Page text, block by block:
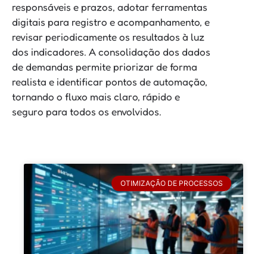
responsáveis e prazos, adotar ferramentas
digitais para registro e acompanhamento, e
revisar periodicamente os resultados à luz
dos indicadores. A consolidação dos dados
de demandas permite priorizar de forma
realista e identificar pontos de automação,
tornando o fluxo mais claro, rápido e
seguro para todos os envolvidos.
OTIMIZAÇÃO DE PROCESSOS